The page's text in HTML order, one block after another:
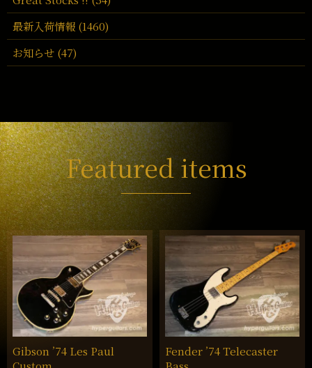
最新入荷情報 (1460)
お知らせ (47)
Featured items
Gibson ’74 Les Paul
Fender ’74 Telecaster